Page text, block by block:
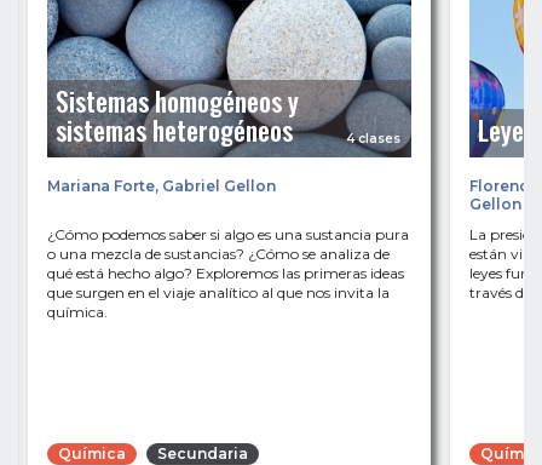
Sistemas homogéneos y
sistemas heterogéneos 4 clases
Mariana Forte, Gabriel Gellon
¿Cómo podemos saber si algo es una sustancia pura
o una mezcla de sustancias? ¿Cómo se analiza de
qué está hecho algo? Exploremos las primeras ideas
que surgen en el viaje analítico al que nos invita la
química.
Química Secundaria
Gellon
La
están
leyes
través de